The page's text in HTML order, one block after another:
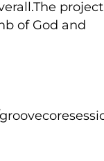
project
of God and